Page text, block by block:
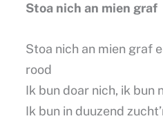
Stoa nich an mien graf
Stoa nich an mien graf
rood
Ik bun doar nich, ik bun
Ik bun in duuzend